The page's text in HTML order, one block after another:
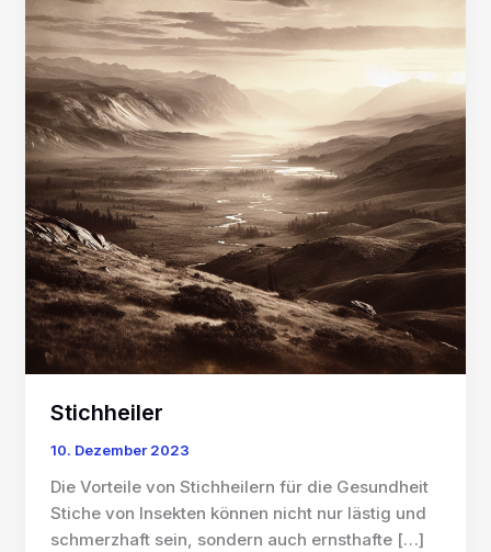
Stichheiler
10. Dezember 2023
Die Vorteile von Stichheilern für die Gesundheit
Stiche von Insekten können nicht nur lästig und
schmerzhaft sein, sondern auch ernsthafte […]